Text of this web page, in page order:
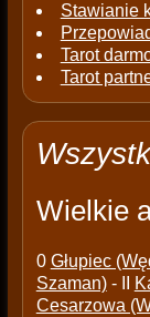
Stawianie
Tarot
Tarot
Wielkie
0 Głupiec
Szaman)- II
Cesarzowa